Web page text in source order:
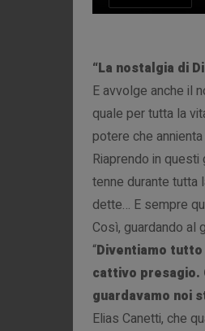
“La nostalgia di
E avvolge anche il
quale per tutta la
potere che
Riaprendo in questi
tenne durante tutta
dette… E sempre
Così, guardando al
“Diventiamo
cattivo presagio.
guardavamo noi
Elias Canetti, che